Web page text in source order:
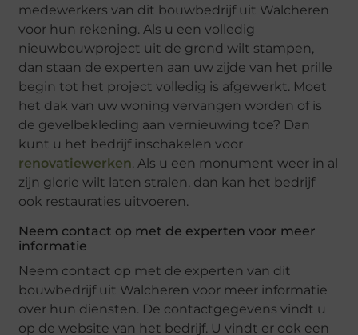
medewerkers van dit bouwbedrijf uit Walcheren
voor hun rekening. Als u een volledig
nieuwbouwproject uit de grond wilt stampen,
dan staan de experten aan uw zijde van het prille
begin tot het project volledig is afgewerkt. Moet
het dak van uw woning vervangen worden of is
de gevelbekleding aan vernieuwing toe? Dan
kunt u het bedrijf inschakelen voor
renovatiewerken. Als u een monument weer in al
zijn glorie wilt laten stralen, dan kan het bedrijf
ook restauraties uitvoeren.
Neem contact op met de experten voor meer
informatie
Neem contact op met de experten van dit
bouwbedrijf uit Walcheren voor meer informatie
over hun diensten. De contactgegevens vindt u
op de website van het bedrijf. U vindt er ook een